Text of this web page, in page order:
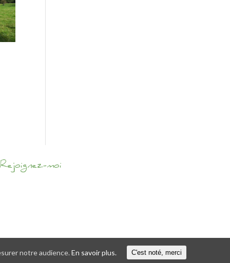
Rejoignez-moi
notre audience. En savoir plus. C'est noté, merci